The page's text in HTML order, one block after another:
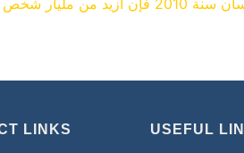
الملايين منهم في ظروف تهدد
LINKS USEFUL